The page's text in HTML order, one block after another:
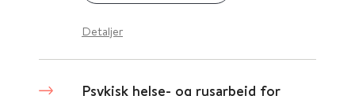
Detaljer
Psykisk helse- og rusarbeid for